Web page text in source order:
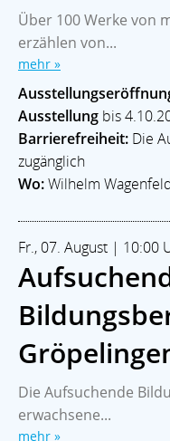
Über 100 Werke von
erzählen von...
mehr »
Ausstellung bis
Barrierefreiheit: Die
zugänglich
Wo:Wilhelm
Fr., 07. August | 10:00
Die Aufsuchende
erwachsene...
mehr »